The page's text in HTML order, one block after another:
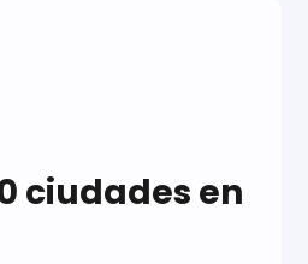
ciudades en